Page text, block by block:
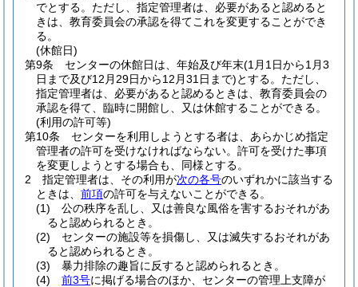
でとする。 ただし、指定管理者は、必要があると認めると
きは、教育委員会の承認を得てこれを変更することができ
る。
(休館日)
第9条
センターの休館日は、年始及び年末(1月1日から1月3
日まで及び12月29日から12月31日まで)とする。 ただし、
指定管理者は、必要があると認めるときは、教育委員会の
承認を得て、臨時に開館し、又は休館することができる。
(利用の許可等)
第10条
センターを利用しようとする者は、あらかじめ指定
管理者の許可を受けなければならない。 許可を受けた事項
を変更しようとする場合も、同様とする。
2
指定管理者は、その利用が次の各号のいずれかに該当する
ときは、 前項の許可を与えないことができる。
(1)
公の秩序を乱し、又は善良な風俗を害するおそれがあ
ると認められるとき。
(2)
センターの施設等を損傷し、又は滅失するおそれがあ
ると認められるとき。
(3)
暴力排除の趣旨に反すると認められるとき。
(4)
前3号に掲げる場合のほか、センターの管理上支障が